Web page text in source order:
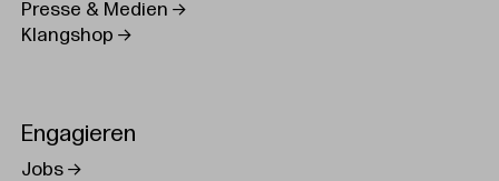
Presse & Medien
Klangshop
Engagieren
Jobs